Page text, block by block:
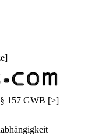
]
§ 157 GWB [>]